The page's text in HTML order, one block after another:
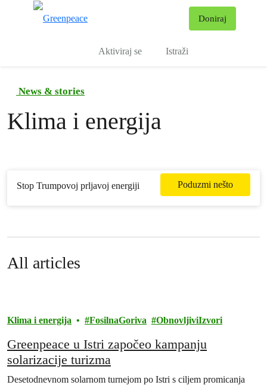
Doniraj
Aktiviraj se Istraži
News & stories
Klima i energija
Stop Trumpovoj prljavoj energiji Poduzmi nešto
All articles
Klima i energija FosilnaGoriva ObnovljiviIzvori
Greenpeace u Istri započeo kampanju
solarizacije turizma
Desetodnevnom solarnom turnejom po Istri s ciljem promicanja